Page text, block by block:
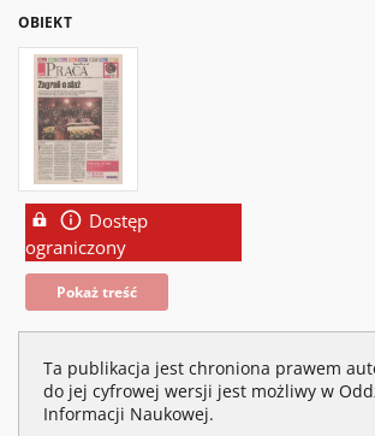
OBIEKT
Dostęp
ograniczony
Pokaż treść
Ta publikacja jest chroniona prawem
do jej cyfrowej wersji jest możliwy w
Informacji Naukowej.